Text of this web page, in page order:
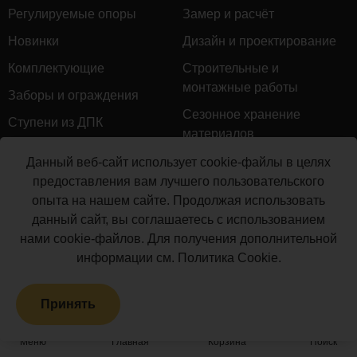
Меню Главная Корзина Поиск
Регулируемые опоры
Новинки
Комплектующие
Заборы и ограждения
Ступени из ДПК
Керамогранит
Мебель для террас
Маркизы и перголы
Сайдинг ДПК
Распродажа
Террасная доска ДПК
Грядки из ДПК
Замер и расчёт
Дизайн и проектирование
Строительные и
монтажные работы
Сезонное хранение
материалов
Гарантийное обслуживание
Доставка
Монтаж террасной доски
Производство террасной
доски
Данный веб-сайт использует cookie-файлы в целях
предоставления вам лучшего пользовательского
опыта на нашем сайте. Продолжая использовать
данный сайт, вы соглашаетесь с использованием
нами cookie-файлов. Для получения дополнительной
информации см. Политика Cookie.
Принять